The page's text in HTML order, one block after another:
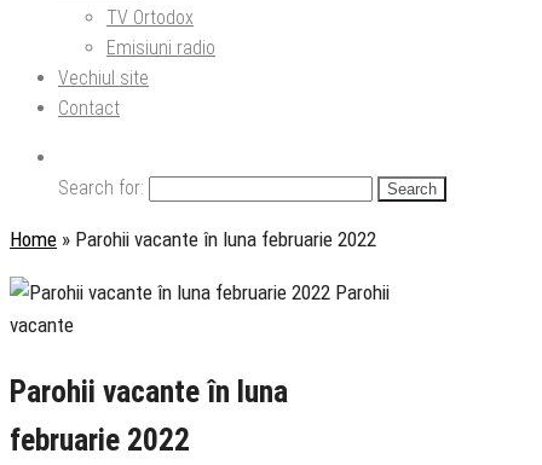
TV Ortodox
Emisiuni radio
Vechiul site
Contact
Search for:
Home » Parohii vacante în luna februarie 2022
Parohii vacante în luna
februarie 2022